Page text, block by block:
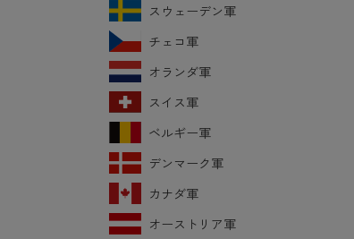
スウェーデン軍
チェコ軍
オランダ軍
スイス軍
ベルギー軍
デンマーク軍
カナダ軍
オーストリア軍